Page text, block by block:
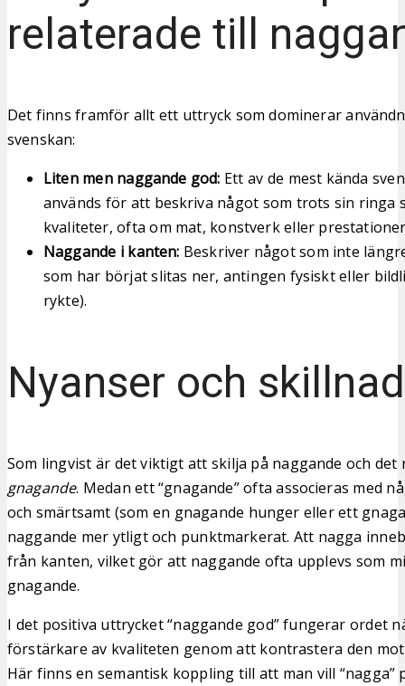
relaterade till
Det finns framför allt ett uttryck som dominerar
svenskan:
Liten men naggande god: Ett av de mest kända
används för att beskriva något som trots sin ringa
kvaliteter, ofta om mat, konstverk eller
Naggande i kanten: Beskriver något som inte
som har börjat slitas ner, antingen fysiskt eller
rykte).
Nyanser och
Som lingvist är det viktigt att skilja på naggande och
gnagande. Medan ett “gnagande” ofta associeras med
och smärtsamt (som en gnagande hunger eller ett
naggande mer ytligt och punktmarkerat. Att nagga
från kanten, vilket gör att naggande ofta upplevs som
gnagande.
I det positiva uttrycket “naggande god” fungerar ordet
förstärkare av kvaliteten genom att kontrastera den
Här finns en semantisk koppling till att man vill